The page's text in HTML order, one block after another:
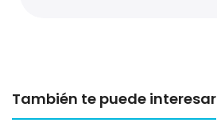
También te puede interesar